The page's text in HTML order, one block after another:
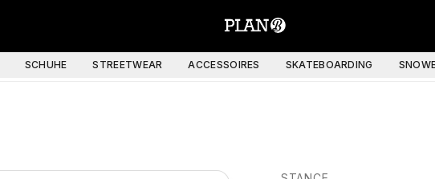
SCHUHE STREETWEAR ACCESSOIRES SKATEBOARDING